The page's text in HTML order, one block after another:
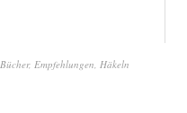
Bücher, Empfehlungen Häkeln